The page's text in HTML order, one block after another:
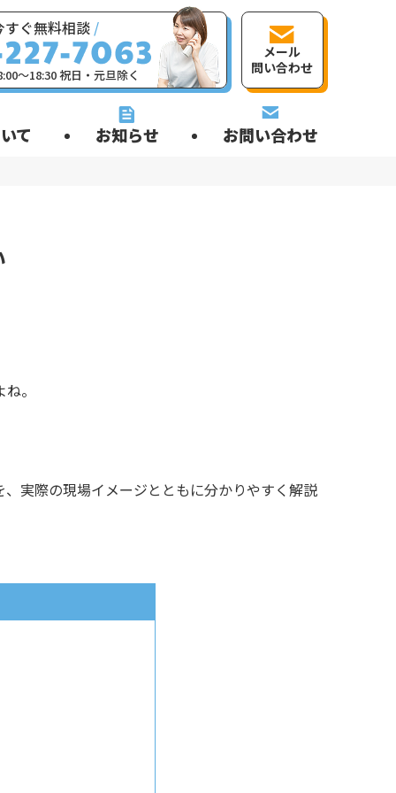
て お知らせ お問い合わせ
すぐ無料相談 /
〜18:30 祝日・元旦除く
メール
問い合わせ
。
実際の現場イメージとともに分かりやすく解説